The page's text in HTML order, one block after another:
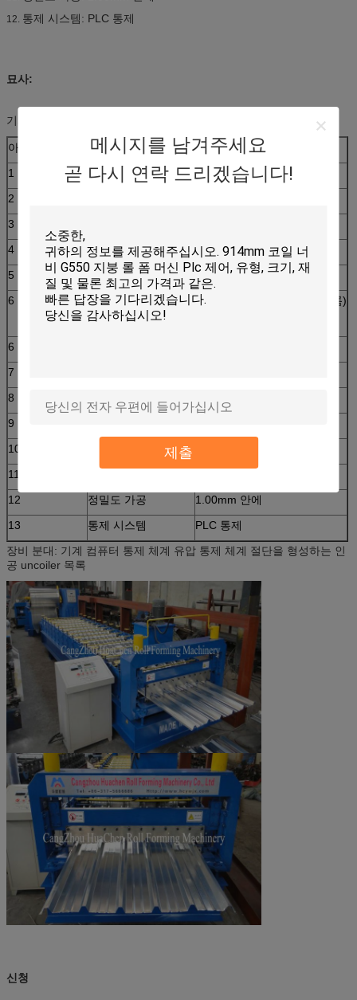
메시지를 남겨주세요
곧 다시 연락 드리겠습니다!
제출
12. 통제 시스템: PLC 통제
묘사:
기계 요점 매개변수를 형성하는 지붕 장 목록
아니다.
기계를 형성하는 지붕 장 목록의 주요 매개변수
1
가공하게 적당한
색깔 강철 플레이트
2
3
4
차원
7100*1550*1510mm
5
힘
4+4kw
6
회전 물자 45# 강철 (표면에 도금된 크롬)
6
7
8
9
10
절단 격판덮개의 물자
11
12
정밀도 가공
1.00mm 안에
13
통제 시스템
PLC 통제
장비 분대: 기계 컴퓨터 통제 체계 유압 통제 체계 절단을 형성하는 인
공 uncoiler 목록
신청